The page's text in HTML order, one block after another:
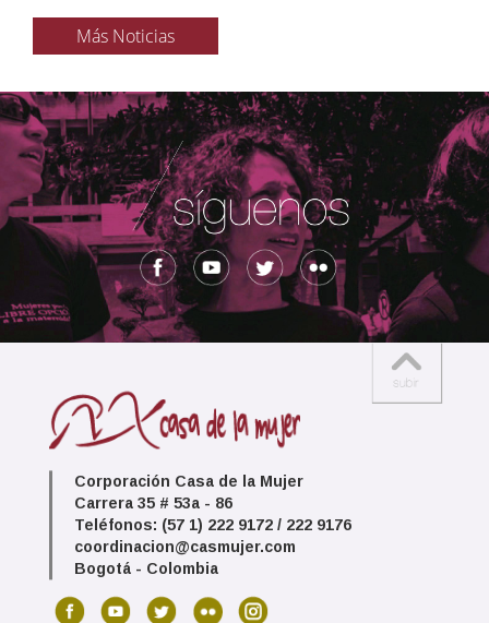
Más Noticias
Corporación Casa de la Mujer
Carrera 35 # 53a - 86
Teléfonos: (57 1) 222 9172 / 222 9176
coordinacion@casmujer.com
Bogotá - Colombia